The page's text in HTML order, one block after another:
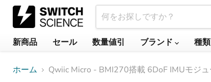
新商品 セール 数量値引 ブランド 種類
ホーム Qwiic Micro - BMI270搭載 6DoF IMUモジ